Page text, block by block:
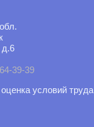
39-39
условий труда